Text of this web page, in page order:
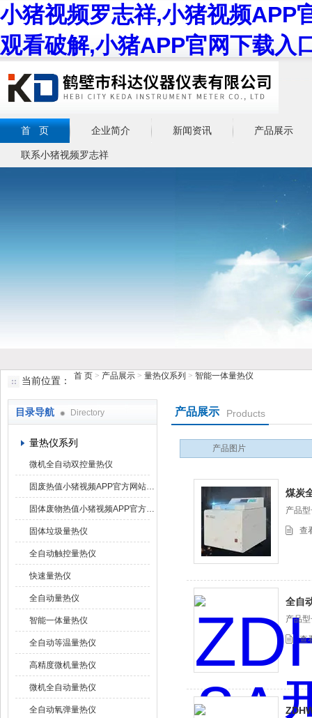
小猪视频罗志祥,小猪视频APP
观看破解,小猪APP官网下载入
鹤壁市小猪视频罗志祥仪器仪表有限公司
首 页 企业简介 新闻资讯 产品展示
联系小猪视频罗志祥
当前位置： 首 页 > 产品展示 > 量热仪系列 > 智能一体量热仪
目录导航 Directory
量热仪系列
微机全自动双控量热仪
固废热值小猪视频APP官方网站下载罗志祥
固体废物热值小猪视频APP官方网站下载罗志祥
固体垃圾量热仪
全自动触控量热仪
快速量热仪
全自动量热仪
智能一体量热仪
全自动等温量热仪
高精度微机量热仪
微机全自动量热仪
全自动氧弹量热仪
产品展示 Products
产品图片
煤炭
产品型号
查
全自
产品型
查